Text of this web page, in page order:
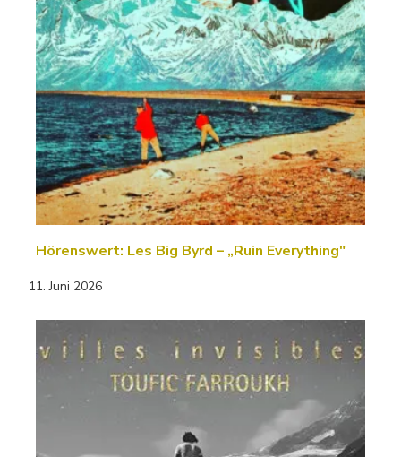
Hörenswert: Les Big Byrd – „Ruin Everything"
11. Juni 2026